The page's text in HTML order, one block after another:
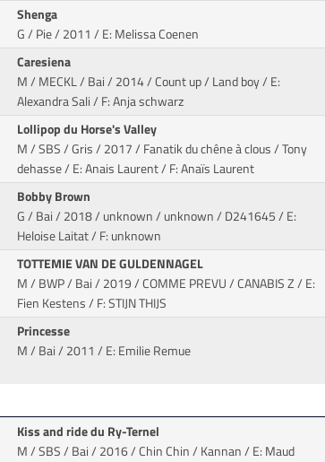
Shenga
G / Pie / 2011/ E: Melissa Coenen
Caresiena
M / MECKL / Bai / 2014 / Count up / Land boy/ E:
Alexandra Sali / F: Anja schwarz
Lollipop du Horse's Valley
M / SBS / Gris / 2017 / Fanatik du chêne à clous / Tony
dehasse/ E: Anais Laurent / F: Anaïs Laurent
Bobby Brown
G / Bai / 2018 / unknown / unknown/ D241645 / E:
Heloise Laitat / F: unknown
TOTTEMIE VAN DE GULDENNAGEL
M / BWP / Bai / 2019 / COMME PREVU / CANABIS Z/ E:
Fien Kestens / F: STIJN THIJS
Princesse
M / Bai / 2011/ E: Emilie Remue
Kiss and ride du Ry-Ternel
M / SBS / Bai / 2016 / Chin Chin / Kannan/ E: Maud